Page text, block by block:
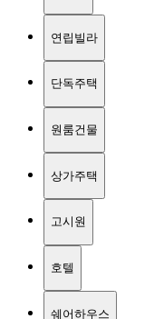
연립빌라
단독주택
원룸건물
상가주택
고시원
호텔
쉐어하우스